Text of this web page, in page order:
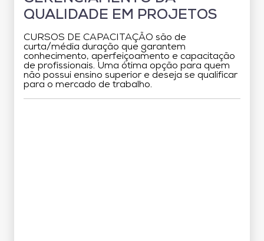
QUALIDADE EM PROJETOS
CURSOS DE CAPACITAÇÃO são de
curta/média duração que garantem
conhecimento, aperfeiçoamento e capacitação
de profissionais. Uma ótima opção para quem
não possui ensino superior e deseja se qualificar
para o mercado de trabalho.